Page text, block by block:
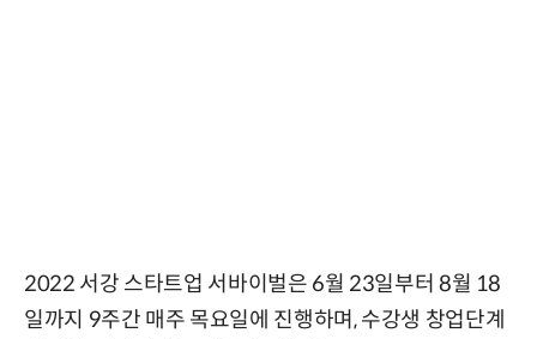
2022 서강 스타트업 서바이벌은 6월 23일부터 8월 18
일까지 9주간 매주 목요일에 진행하며, 수강생 창업단계